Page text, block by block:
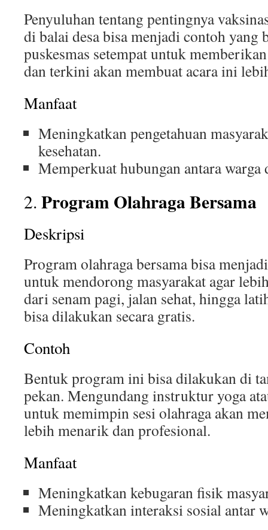
Penyuluhan tentang pentingnya
di balai desa bisa menjadi contoh yang
puskesmas setempat untuk
dan terkini akan membuat acara ini
Manfaat
Meningkatkan pengetahuan
kesehatan.
Memperkuat hubungan antara warga
2. Program Olahraga Bersama
Deskripsi
Program olahraga bersama bisa
untuk mendorong masyarakat agar
dari senam pagi, jalan sehat, hingga
bisa dilakukan secara gratis.
Contoh
Bentuk program ini bisa dilakukan di
pekan. Mengundang instruktur yoga
untuk memimpin sesi olahraga akan
lebih menarik dan profesional.
Manfaat
Meningkatkan kebugaran fisik
Meningkatkan interaksi sosial antar